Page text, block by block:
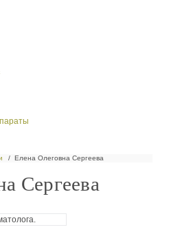
Елена Олеговна Сергеева
Сергеева